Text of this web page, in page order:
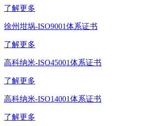
了解更多
徐州坩埚-ISO9001体系证书
了解更多
高科纳米-ISO45001体系证书
了解更多
高科纳米-ISO14001体系证书
了解更多